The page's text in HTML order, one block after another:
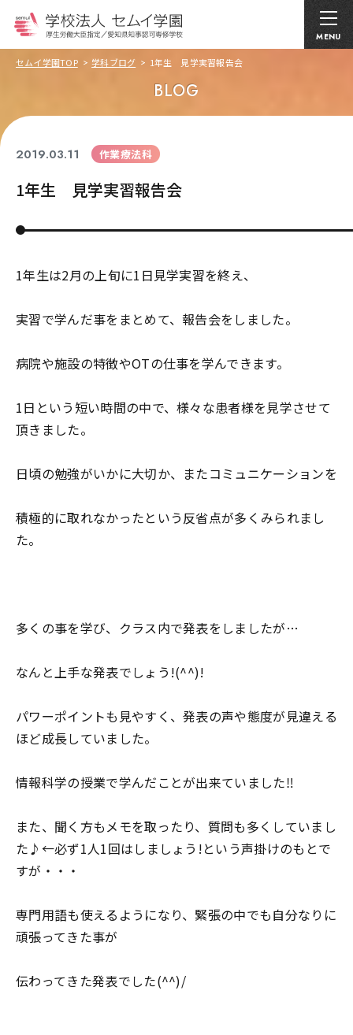
MENU
セムイ学園TOP 学科ブログ 1年生 見学実習報告会
BLOG
2019.03.11 作業療法科
1年生 見学実習報告会
1年生は2月の上旬に1日見学実習を終え、
実習で学んだ事をまとめて、報告会をしました。
病院や施設の特徴やOTの仕事を学んできます。
1日という短い時間の中で、様々な患者様を見学させて
頂きました。
日頃の勉強がいかに大切か、またコミュニケーションを
積極的に取れなかったという反省点が多くみられまし
た。
多くの事を学び、クラス内で発表をしましたが…
なんと上手な発表でしょう!(^^)!
パワーポイントも見やすく、発表の声や態度が見違える
ほど成長していました。
情報科学の授業で学んだことが出来ていました‼
また、聞く方もメモを取ったり、質問も多くしていまし
た♪←必ず1人1回はしましょう!という声掛けのもとで
すが・・・
専門用語も使えるようになり、緊張の中でも自分なりに
頑張ってきた事が
伝わってきた発表でした(^^)/